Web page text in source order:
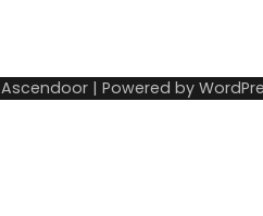
Ascendoor | Powered by